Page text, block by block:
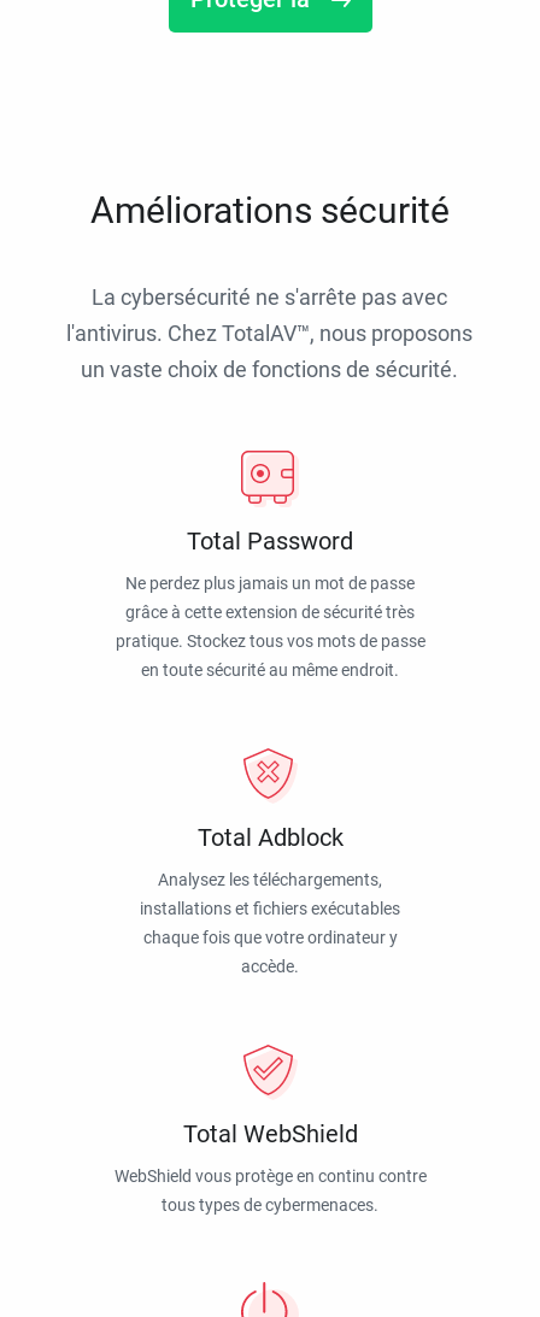
Améliorations sécurité
La cybersécurité ne s'arrête pas avec
l'antivirus. Chez TotalAV™, nous proposons
un vaste choix de fonctions de sécurité.
Total Password
Ne perdez plus jamais un mot de passe
grâce à cette extension de sécurité très
pratique. Stockez tous vos mots de passe
en toute sécurité au même endroit.
Total Adblock
Analysez les téléchargements,
installations et fichiers exécutables
chaque fois que votre ordinateur y
accède.
Total WebShield
WebShield vous protège en continu contre
tous types de cybermenaces.